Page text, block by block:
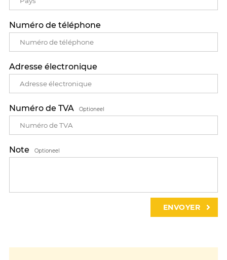
Numéro de téléphone
Adresse électronique
Numéro de TVA Optioneel
Note Optioneel